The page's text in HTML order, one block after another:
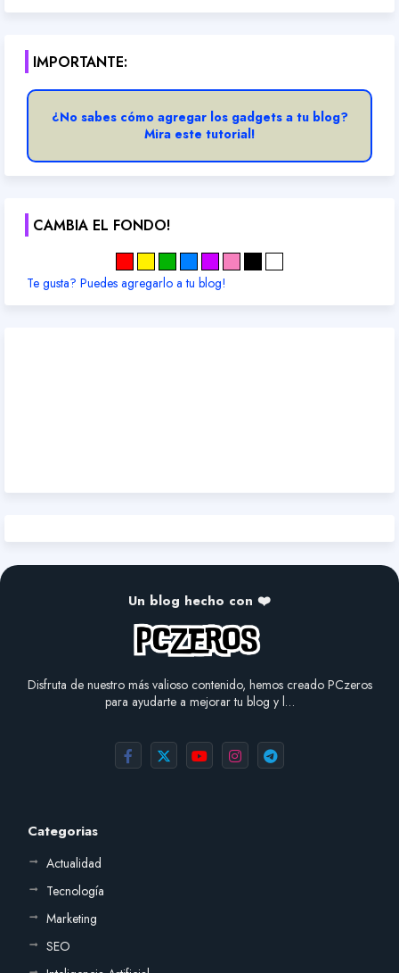
IMPORTANTE:
¿No sabes cómo agregar los gadgets a tu blog?
Mira este tutorial!
CAMBIA EL FONDO!
Te gusta? Puedes agregarlo a tu blog!
Un blog hecho con ❤️
Disfruta de nuestro más valioso contenido, hemos creado PCzeros
para ayudarte a mejorar tu blog y l…
Categorias
Actualidad
Tecnología
Marketing
SEO